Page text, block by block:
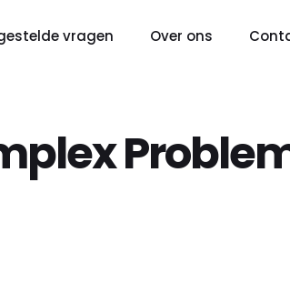
vragen Over ons